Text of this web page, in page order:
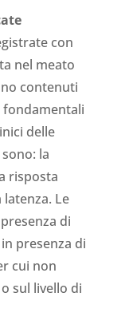
con
nel meato
contenuti
delle
la
risposta
latenza. Le
di
presenza di
cui non
sul livello di